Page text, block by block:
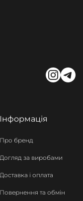
Інформація
Про бренд
Догляд за виробами
Доставка і оплата
Повернення та обмін